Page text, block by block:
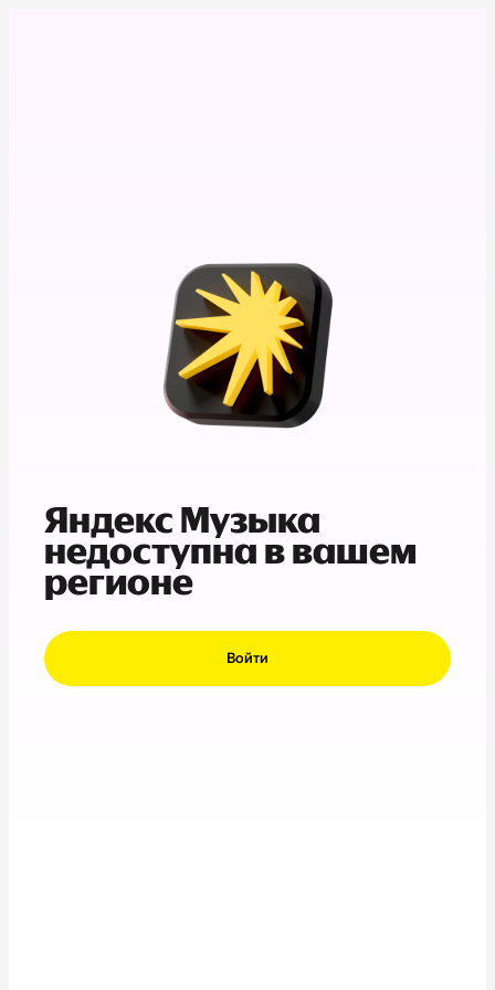
Яндекс Музыка
недоступна в вашем
регионе
Войти